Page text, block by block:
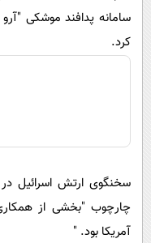
کرد.
سخنگوی ارتش اسرائیل
چارچوب "بخشی از
آمریکا بود. "